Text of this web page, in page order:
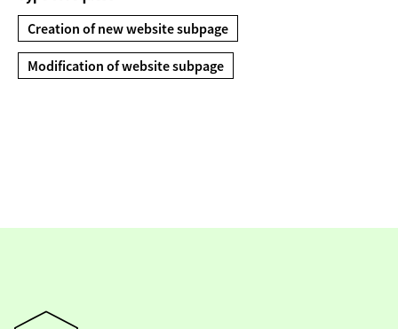
Creation of new website subpage
Modification of website subpage